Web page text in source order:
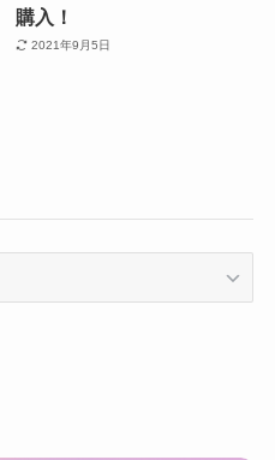
購入！
2021年9月5日